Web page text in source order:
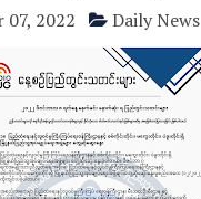
07, 2022 Daily News